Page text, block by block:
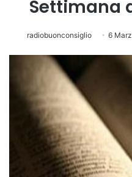
Settimana
radiobuonconsiglio 6